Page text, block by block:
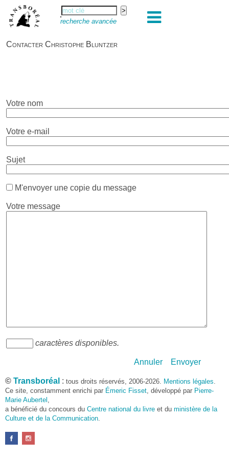
recherche avancée
Contacter Christophe Bluntzer
Votre nom
Votre e-mail
Sujet
M'envoyer une copie du message
Votre message
caractères disponibles.
Annuler Envoyer
© Transboréal : tous droits réservés, 2006-2026. Mentions légales.
Ce site, constamment enrichi par Émeric Fisset, développé par Pierre-
Marie Aubertel ,
a bénéficié du concours du Centre national du livre et du ministère de la
Culture et de la Communication.